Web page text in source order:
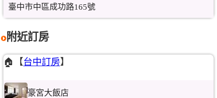
臺中市中區成功路165號
附近訂房
🏠【台中訂房】
豪宮大飯店